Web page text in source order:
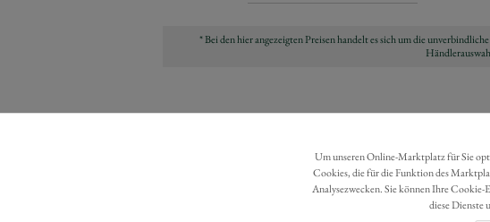
* Bei den hier angezeigten Preisen handelt es sich um die
Um unseren Online-Marktplatz für Sie
Cookies, die für die Funktion des
Analysezwecken. Sie können Ihre
diese Dienste